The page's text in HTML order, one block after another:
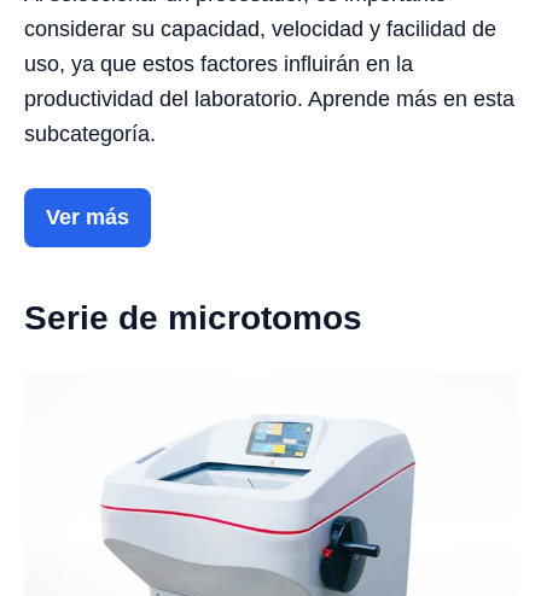
considerar su capacidad, velocidad y facilidad de
uso, ya que estos factores influirán en la
productividad del laboratorio. Aprende más en esta
subcategoría.
Ver más
Serie de microtomos